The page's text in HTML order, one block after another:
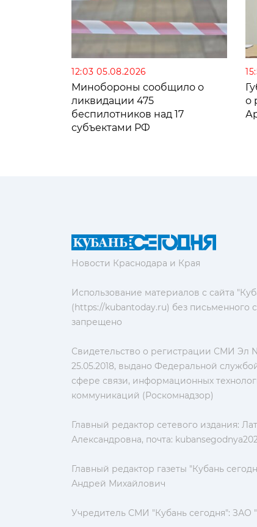
12:03 05.08.2026
Минобороны сообщило о
ликвидации 475
беспилотников над 17
субъектами РФ
о
Новости Краснодара и Края
Использование материалов с сайта
(https://kubantoday.ru) без письменного
запрещено
Свидетельство о регистрации СМИ Эл
25.05.2018, выдано Федеральной
сфере связи, информационных
коммуникаций (Роскомнадзор)
Главный редактор сетевого издания:
Александровна, почта:
Главный редактор газеты "Кубань
Андрей Михайлович
Учредитель СМИ "Кубань сегодня": ЗАО